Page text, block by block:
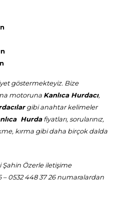
göstermekteyiz. Bize
motoruna Kanlıca Hurdacı,
gibi anahtar kelimeler
Hurdafiyatları, sorularınız,
kırma gibi daha birçok dalda
Özerle iletişime
– 0532 448 37 26 numaralardan